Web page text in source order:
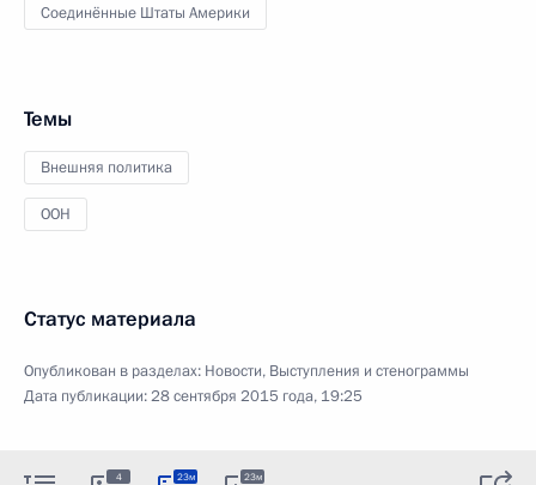
Соединённые Штаты Америки
Темы
Внешняя политика
ООН
Статус материала
Опубликован в разделах: Новости, Выступления и стенограммы
Дата публикации:28 сентября 2015 года, 19:25
4 23м 23м